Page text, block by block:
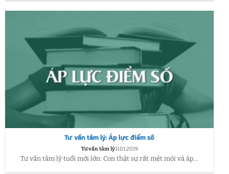
Tư vấn tâm lý: Áp lực điểm số
Tư vấn tâm lý11.01.2019
Tư vấn tâm lý tuổi mới lớn: Con thật sự rất mệt mỏi và áp...